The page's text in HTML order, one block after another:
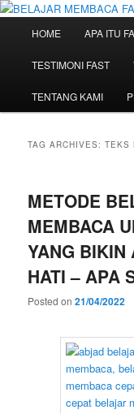
Skip
primary
content
Skip
secondary
contentBELAJAR
Belajar Membaca Anak
100 4433
HOME APA ITU
TESTIMONI FAST
TENTANG KAMI
TAG ARCHIVES:TEKS
METODE
MEMBACA
YANG BIKIN
HATI – APA
Posted on21/04/2022